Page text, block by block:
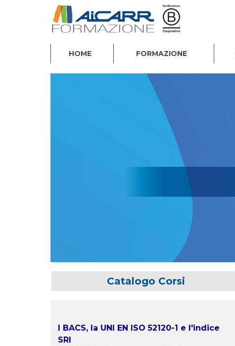
HOME FORMAZIONE
Catalogo Corsi
I BACS, la UNI EN ISO 52120-1 e l'indice
SRI